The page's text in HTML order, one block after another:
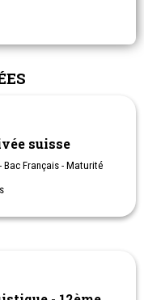
suisse
Bac Français - Maturité
sans internat